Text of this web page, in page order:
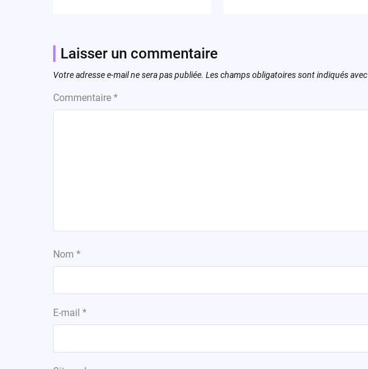
Laisser un commentaire
Votre adresse e-mail ne sera pas publiée. Les champs obligatoires sont indiqués avec
Commentaire *
Nom *
E-mail *